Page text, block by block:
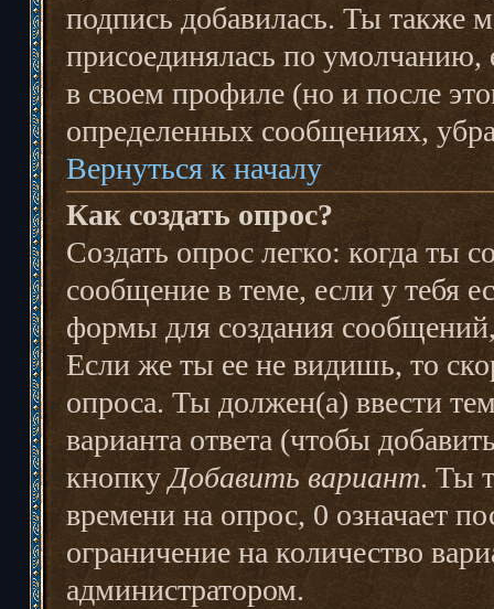
подпись добавилась. Ты также
присоединялась по
в своем профиле (но и после
определенных сообщениях,
Вернуться к началу
Как создать опрос?
Создать опрос легко: когда ты
сообщение в теме, если у тебя
формы для создания
Если же ты ее не видишь, то
опроса. Ты должен(а) ввести
варианта ответа (чтобы
кнопкуДобавить вариант. Ты
времени на опрос, 0 означает
ограничение на количество
администратором.